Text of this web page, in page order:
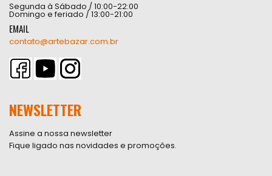
Segunda à Sábado / 10:00-22:00
Domingo e feriado / 13:00-21:00
EMAIL
contato@artebazar.com.br
NEWSLETTER
Assine a nossa newsletter
Fique ligado nas novidades e promoções.